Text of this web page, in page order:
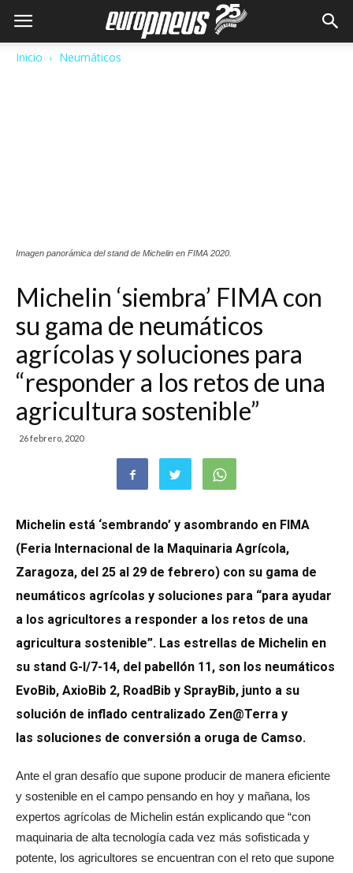
Inicio Neumáticos
Imagen panorámica del stand de Michelin en FIMA 2020.
Michelin ‘siembra’ FIMA con
su gama de neumáticos
agrícolas y soluciones para
“responder a los retos de una
agricultura sostenible”
26 febrero, 2020
Michelin está ‘sembrando’ y asombrando en FIMA
(Feria Internacional de la Maquinaria Agrícola,
Zaragoza, del 25 al 29 de febrero) con su gama de
neumáticos agrícolas y soluciones para “para ayudar
a los agricultores a responder a los retos de una
agricultura sostenible”. Las estrellas de Michelin en
su stand G-I/7-14, del pabellón 11, son los neumáticos
EvoBib, AxioBib 2, RoadBib y SprayBib, junto a su
solución de inflado centralizado Zen@Terra y
las soluciones de conversión a oruga de Camso.
Ante el gran desafío que supone producir de manera eficiente
y sostenible en el campo pensando en hoy y mañana, los
expertos agrícolas de Michelin están explicando que “con
maquinaria de alta tecnología cada vez más sofisticada y
potente, los agricultores se encuentran con el reto que supone